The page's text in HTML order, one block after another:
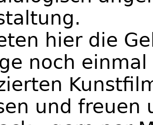
hier die
noch
und freuen